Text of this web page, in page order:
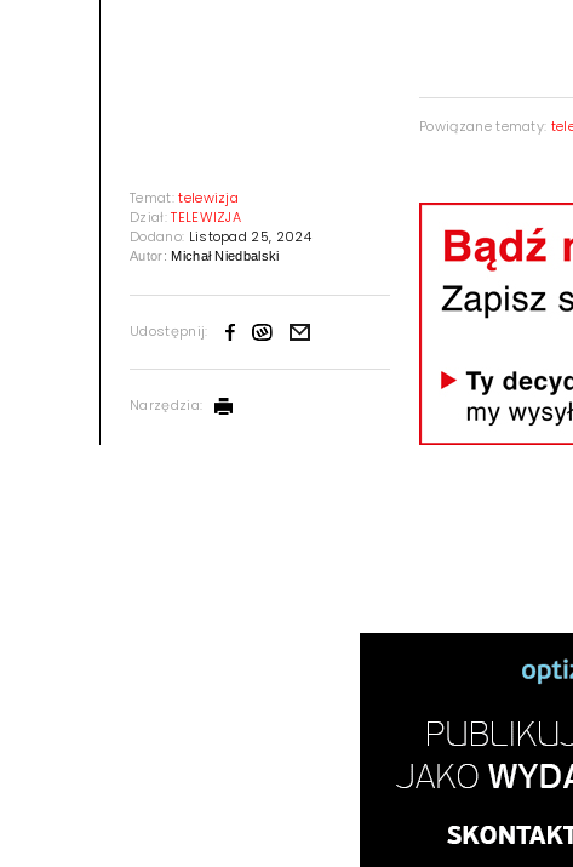
Temat:telewizja
Dział:TELEWIZJA
Dodano: Listopad 25, 2024
Autor:Michał Niedbalski
Udostępnij:
Narzędzia:
Powiązane tematy: